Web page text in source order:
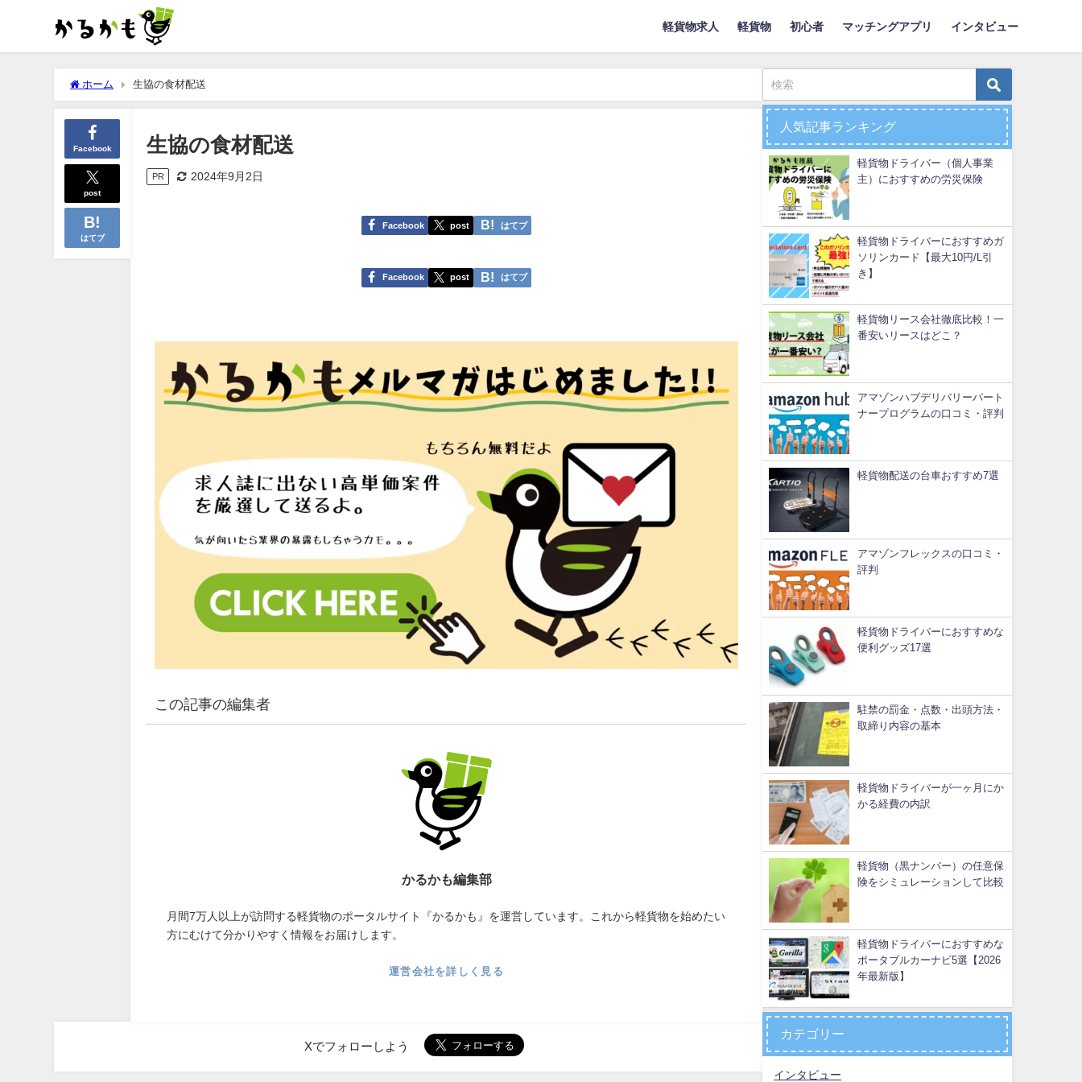
軽貨物求人 軽貨物 初心者 マッチングアプリ インタビュー
ホーム 生協の食材配送
Facebook
post
はてブ
生協の食材配送
PR 2024年9月2日
Facebook post はてブ
Facebook post はてブ
この記事の編集者
かるかも編集部
月間7万人以上が訪問する軽貨物のポータルサイト『かるかも』を運営しています。これから軽貨物を始めたい
方にむけて分かりやすく情報をお届けします。
運営会社を詳しく見る
Xでフォローしよう
人気記事ランキング
軽貨物ドライバー（個人事業
主）におすすめの労災保険
軽貨物ドライバーにおすすめガ
ソリンカード【最大10円/L引
き】
軽貨物リース会社徹底比較！一
番安いリースはどこ？
アマゾンハブデリバリーパート
ナープログラムの口コミ・評判
軽貨物配送の台車おすすめ7選
アマゾンフレックスの口コミ・
評判
軽貨物ドライバーにおすすめな
便利グッズ17選
駐禁の罰金・点数・出頭方法・
取締り内容の基本
軽貨物ドライバーが一ヶ月にか
かる経費の内訳
軽貨物（黒ナンバー）の任意保
険をシミュレーションして比較
軽貨物ドライバーにおすすめな
ポータブルカーナビ5選【2026
年最新版】
カテゴリー
インタビュー